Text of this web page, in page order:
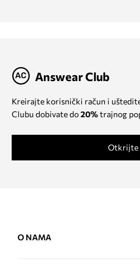
Answear Club
Kreirajte korisnički račun i
Clubu dobivate do20%trajnog
Otkrijte
O NAMA